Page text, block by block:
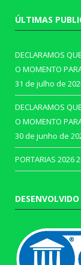
ÚLTIMAS
DECLARAMOS
O MOMENTO
31 de julho de
DECLARAMOS
O MOMENTO
30 de junho de
PORTARIAS 2026